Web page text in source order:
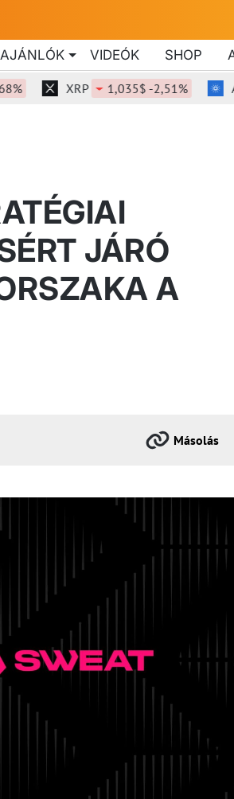
AJÁNLÓK VIDEÓK SHOP
XRP 1,035$ -2,51% ADA
JÁRÓ
A
Másolás